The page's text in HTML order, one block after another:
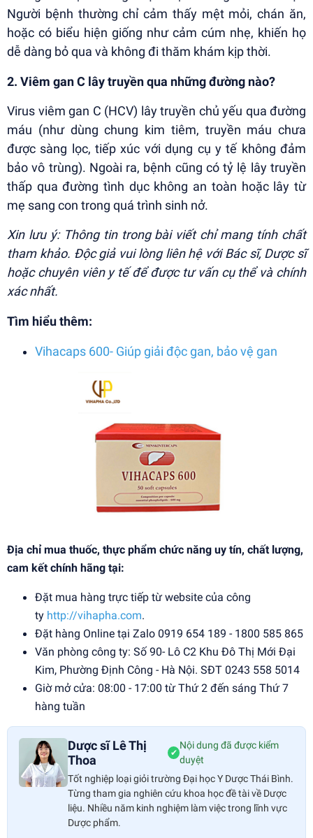
Người bệnh thường chỉ cảm thấy mệt mỏi, chán ăn,
hoặc có biểu hiện giống như cảm cúm nhẹ, khiến họ
dễ dàng bỏ qua và không đi thăm khám kịp thời.
2. Viêm gan C lây truyền qua những đường nào?
Virus viêm gan C (HCV) lây truyền chủ yếu qua đường
máu (như dùng chung kim tiêm, truyền máu chưa
được sàng lọc, tiếp xúc với dụng cụ y tế không đảm
bảo vô trùng). Ngoài ra, bệnh cũng có tỷ lệ lây truyền
thấp qua đường tình dục không an toàn hoặc lây từ
mẹ sang con trong quá trình sinh nở.
Xin lưu ý: Thông tin trong bài viết chỉ mang tính chất
tham khảo. Độc giả vui lòng liên hệ với Bác sĩ, Dược sĩ
hoặc chuyên viên y tế để được tư vấn cụ thể và chính
xác nhất.
Tìm hiểu thêm:
Vihacaps 600- Giúp giải độc gan, bảo vệ gan
Địa chỉ mua thuốc, thực phẩm chức năng uy tín, chất lượng,
cam kết chính hãng tại:
Đặt mua hàng trực tiếp từ website của công
ty http://vihapha.com.
Đặt hàng Online tại Zalo 0919 654 189 - 1800 585 865
Văn phòng công ty: Số 90- Lô C2 Khu Đô Thị Mới Đại
Kim, Phường Định Công - Hà Nội. SĐT 0243 558 5014
Giờ mở cửa: 08:00 - 17:00 từ Thứ 2 đến sáng Thứ 7
hàng tuần
Dược sĩ Lê Thị
Thoa
✔
Nội dung đã được kiểm
duyệt
Tốt nghiệp loại giỏi trường Đại học Y Dược Thái Bình.
Từng tham gia nghiên cứu khoa học đề tài về Dược
liệu. Nhiều năm kinh nghiệm làm việc trong lĩnh vực
Dược phẩm.